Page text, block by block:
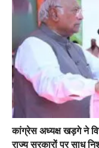
कांग्रेस अध्यक्ष खड़गे ने
राज्य सरकारों पर साध